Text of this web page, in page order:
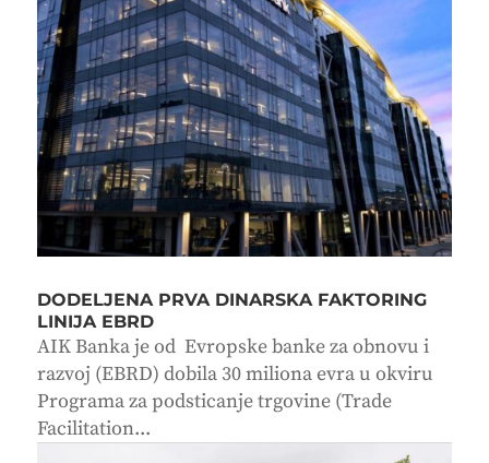
DODELJENA PRVA DINARSKA FAKTORING
LINIJA EBRD
AIK Banka je od Evropske banke za obnovu i
razvoj (EBRD) dobila 30 miliona evra u okviru
Programa za podsticanje trgovine (Trade
Facilitation...